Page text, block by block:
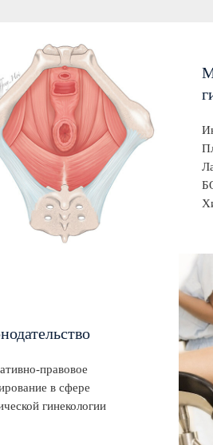
правовое
в сфере
гинекологии